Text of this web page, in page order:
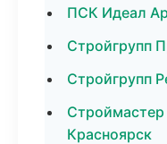
ПСК Идеал
Стройгрупп
Стройгрупп
Красноярск